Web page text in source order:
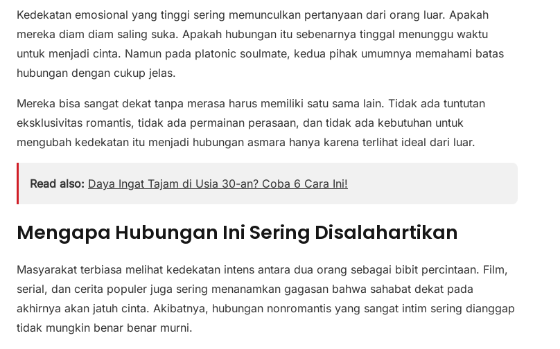
Kedekatan emosional yang tinggi sering memunculkan pertanyaan dari orang luar. Apakah
mereka diam diam saling suka. Apakah hubungan itu sebenarnya tinggal menunggu waktu
untuk menjadi cinta. Namun pada platonic soulmate, kedua pihak umumnya memahami batas
hubungan dengan cukup jelas.
Mereka bisa sangat dekat tanpa merasa harus memiliki satu sama lain. Tidak ada tuntutan
eksklusivitas romantis, tidak ada permainan perasaan, dan tidak ada kebutuhan untuk
mengubah kedekatan itu menjadi hubungan asmara hanya karena terlihat ideal dari luar.
Read also: Daya Ingat Tajam di Usia 30-an? Coba 6 Cara Ini!
Mengapa Hubungan Ini Sering Disalahartikan
Masyarakat terbiasa melihat kedekatan intens antara dua orang sebagai bibit percintaan. Film,
serial, dan cerita populer juga sering menanamkan gagasan bahwa sahabat dekat pada
akhirnya akan jatuh cinta. Akibatnya, hubungan nonromantis yang sangat intim sering dianggap
tidak mungkin benar benar murni.